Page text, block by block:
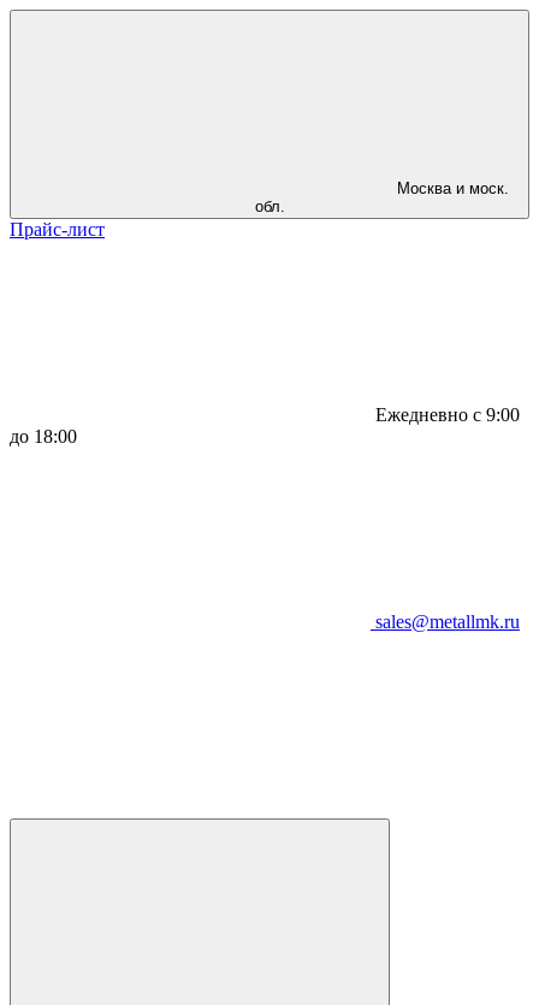
Москва и моск.
обл.
Прайс-лист
Ежедневно с 9:00
до 18:00
sales@metallmk.ru